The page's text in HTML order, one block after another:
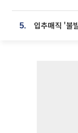
5. 입추매직 '불